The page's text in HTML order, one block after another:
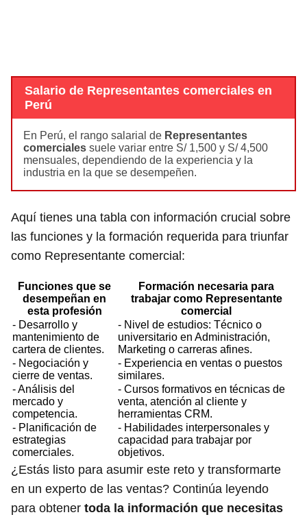
Salario de Representantes comerciales en
Perú
En Perú, el rango salarial de Representantes
comerciales suele variar entre S/ 1,500 y S/ 4,500
mensuales, dependiendo de la experiencia y la
industria en la que se desempeñen.
Aquí tienes una tabla con información crucial sobre
las funciones y la formación requerida para triunfar
como Representante comercial:
Funciones que se
desempeñan en
esta profesión
Formación necesaria para
trabajar como Representante
comercial
- Desarrollo y
mantenimiento de
cartera de clientes.
- Nivel de estudios: Técnico o
universitario en Administración,
Marketing o carreras afines.
- Negociación y
cierre de ventas.
- Experiencia en ventas o puestos
similares.
- Análisis del
mercado y
competencia.
- Cursos formativos en técnicas de
venta, atención al cliente y
herramientas CRM.
- Planificación de
estrategias
comerciales.
- Habilidades interpersonales y
capacidad para trabajar por
objetivos.
¿Estás listo para asumir este reto y transformarte
en un experto de las ventas? Continúa leyendo
para obtener toda la información que necesitas